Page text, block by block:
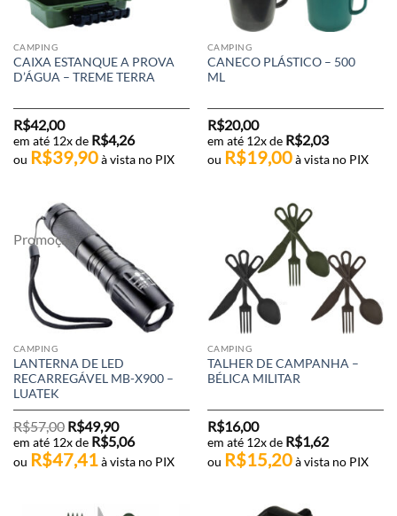
CAMPING
CAIXA ESTANQUE A PROVA
D’ÁGUA – TREME TERRA
R$42,00
em até 12x de R$4,26
ou R$39,90 à vista no PIX
CAMPING
CANECO PLÁSTICO – 500
ML
R$20,00
em até 12x de R$2,03
ou R$19,00 à vista no PIX
Promoção
CAMPING
LANTERNA DE LED
RECARREGÁVEL MB-X900 –
LUATEK
R$57,00 O
preço
original
era:
R$57,00.
R$49,90O
preço
atual
é:
R$49,90.
em até 12x de R$5,06
ou R$47,41 à vista no PIX
CAMPING
TALHER DE CAMPANHA –
BÉLICA MILITAR
R$16,00
em até 12x de R$1,62
ou R$15,20 à vista no PIX